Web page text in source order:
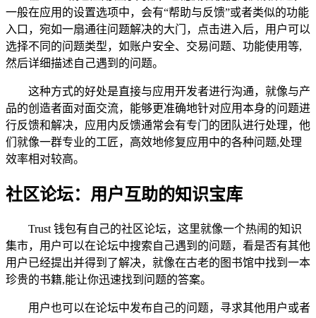
一般在应用的设置选项中，会有“帮助与反馈”或者类似的功能
入口，宛如一扇通往问题解决的大门，点击进入后，用户可以
选择不同的问题类型，如账户安全、交易问题、功能使用等,
然后详细描述自己遇到的问题。
这种方式的好处是直接与应用开发者进行沟通，就像与产
品的创造者面对面交流，能够更准确地针对应用本身的问题进
行反馈和解决，应用内反馈通常会有专门的团队进行处理，他
们就像一群专业的工匠，高效地修复应用中的各种问题,处理
效率相对较高。
社区论坛：用户互助的知识宝库
Trust 钱包有自己的社区论坛，这里就像一个热闹的知识
集市，用户可以在论坛中搜索自己遇到的问题，看是否有其他
用户已经提出并得到了解决，就像在古老的图书馆中找到一本
珍贵的书籍,能让你迅速找到问题的答案。
用户也可以在论坛中发布自己的问题，寻求其他用户或者